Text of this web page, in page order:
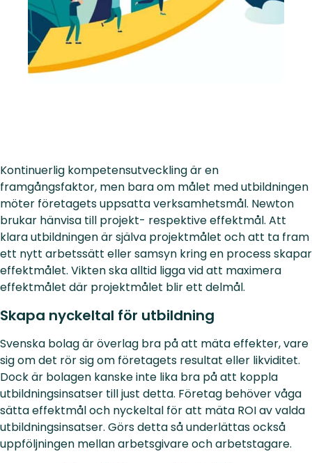
Kontinuerlig kompetensutveckling är en
framgångsfaktor, men bara om målet med utbildningen
möter företagets uppsatta verksamhetsmål. Newton
brukar hänvisa till projekt- respektive effektmål. Att
klara utbildningen är själva projektmålet och att ta fram
ett nytt arbetssätt eller samsyn kring en process skapar
effektmålet. Vikten ska alltid ligga vid att maximera
effektmålet där projektmålet blir ett delmål.
Skapa nyckeltal för utbildning
Svenska bolag är överlag bra på att mäta effekter, vare
sig om det rör sig om företagets resultat eller likviditet.
Dock är bolagen kanske inte lika bra på att koppla
utbildningsinsatser till just detta. Företag behöver våga
sätta effektmål och nyckeltal för att mäta ROI av valda
utbildningsinsatser. Görs detta så underlättas också
uppföljningen mellan arbetsgivare och arbetstagare.